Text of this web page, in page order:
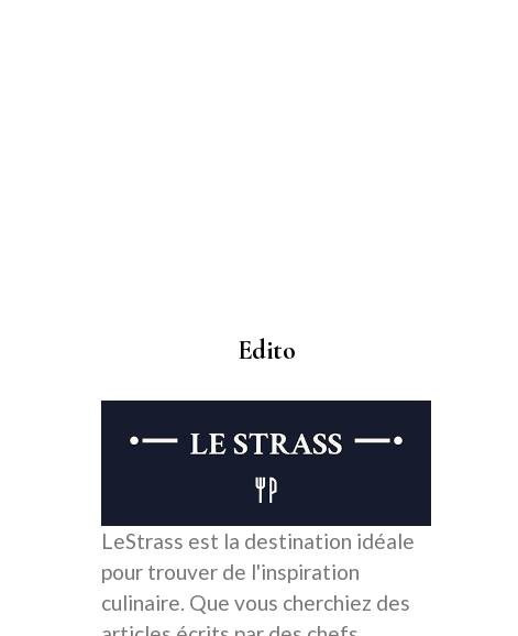
Edito
LeStrass est la destination idéale
pour trouver de l'inspiration
culinaire. Que vous cherchiez des